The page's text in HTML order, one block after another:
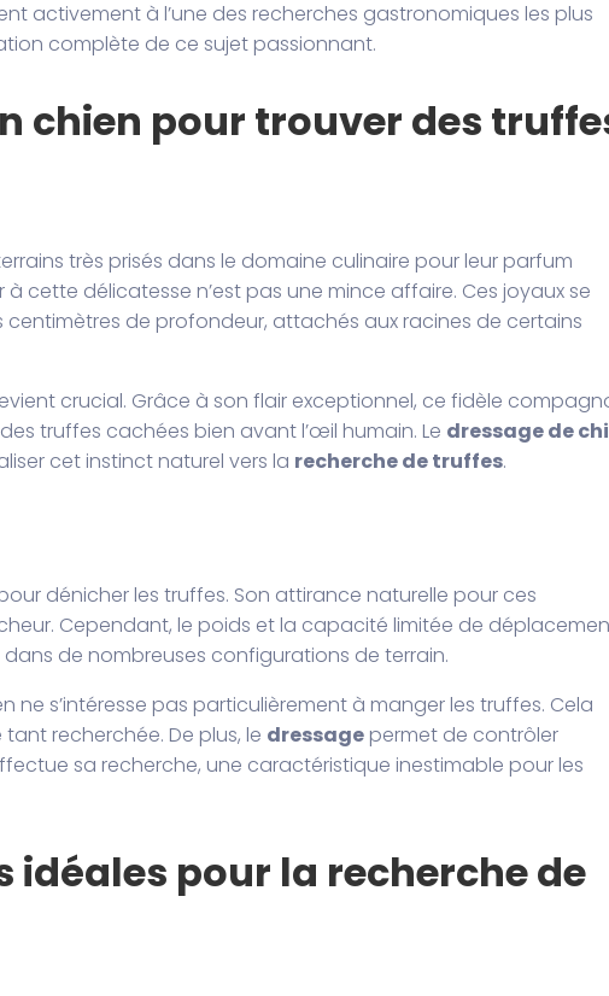
activement à l’une des recherches gastronomiques les plus
complète de ce sujet passionnant.
chien pour trouver des
très prisés dans le domaine culinaire pour leur parfum
cette délicatesse n’est pas une mince affaire. Ces joyaux se
de profondeur, attachés aux racines de certains
crucial. Grâce à son flair exceptionnel, ce fidèle
truffes cachées bien avant l’œil humain. Le dressage de
cet instinct naturel vers la recherche de truffes.
dénicher les truffes. Son attirance naturelle pour ces
Cependant, le poids et la capacité limitée de
de nombreuses configurations de terrain.
ne s’intéresse pas particulièrement à manger les truffes. Cela
recherchée. De plus, le dressagepermet de contrôler
sa recherche, une caractéristique inestimable pour les
idéales pour la recherche de